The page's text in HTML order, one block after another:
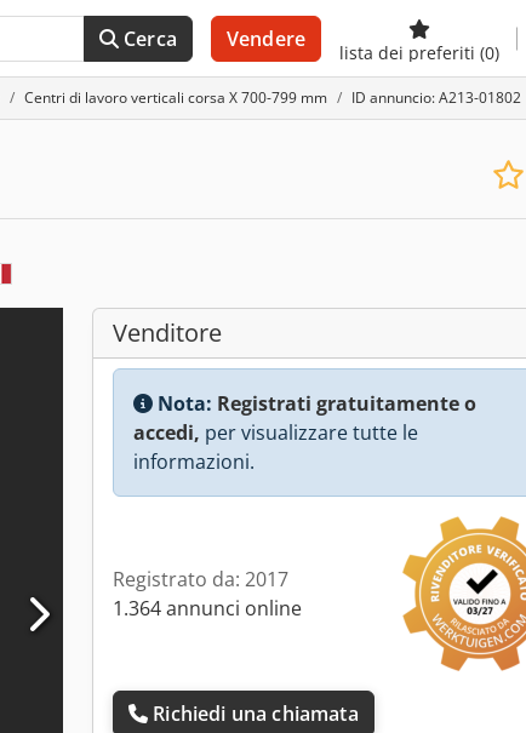
Cerca Vendere
lista dei preferiti (0)
Centri di lavoro verticali corsa X 700-799 mm ID annuncio: A213-01802
Venditore
Nota: Registrati gratuitamente o
accedi, per visualizzare tutte le
informazioni.
Registrato da: 2017
1.364 annunci online
Richiedi una chiamata